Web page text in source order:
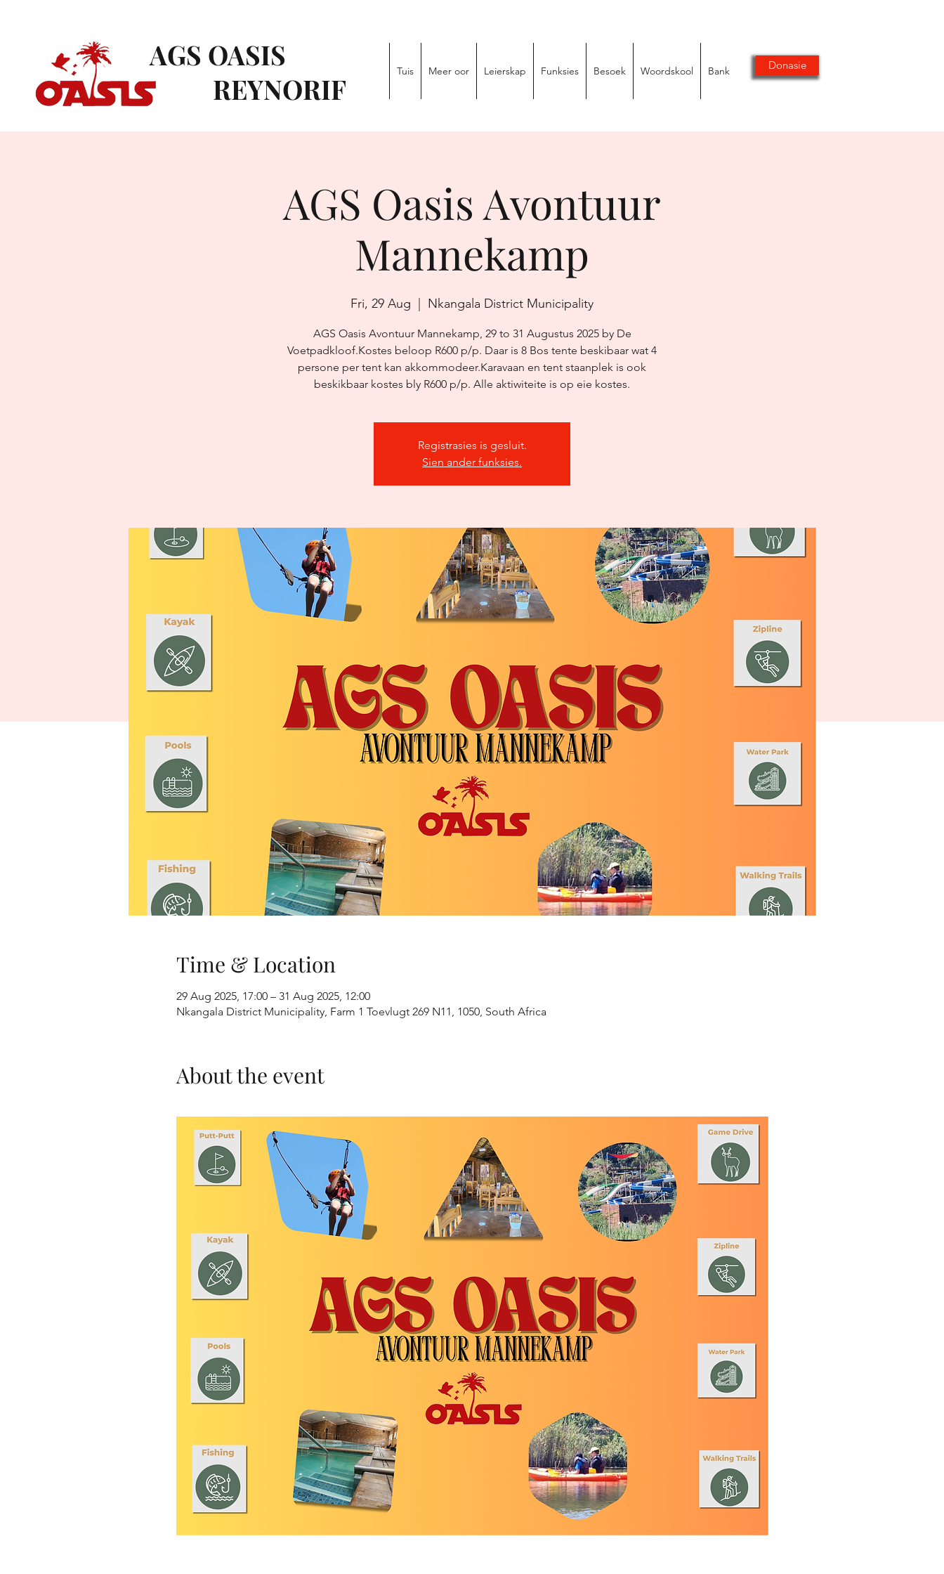
Tuis Meer oor Leierskap Funksies Besoek Woordskool Bank Donasie
AGS OASIS
REYNORIF
AGS Oasis Avontuur
Mannekamp
Fri, 29 Aug Nkangala District Municipality
AGS Oasis Avontuur Mannekamp, 29 to 31 Augustus 2025 by De
Voetpadkloof.Kostes beloop R600 p/p. Daar is 8 Bos tente beskibaar wat 4
persone per tent kan akkommodeer.Karavaan en tent staanplek is ook
beskikbaar kostes bly R600 p/p. Alle aktiwiteite is op eie kostes.
Registrasies is gesluit.
Sien ander funksies.
Time & Location
29 Aug 2025, 17:00 – 31 Aug 2025, 12:00
Nkangala District Municipality, Farm 1 Toevlugt 269 N11, 1050, South Africa
About the event